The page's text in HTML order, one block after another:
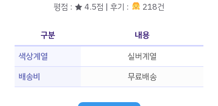
평점 : ★ 4.5점 | 후기 : 218건
구분
내용
색상계열
실버계열
배송비
무료배송